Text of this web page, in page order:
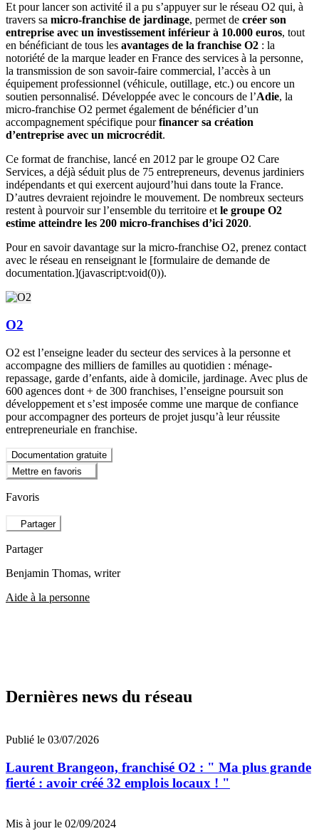
Et pour lancer son activité il a pu s’appuyer sur le réseau O2 qui, à
travers sa micro-franchise de jardinage, permet de créer son
entreprise avec un investissement inférieur à 10.000 euros, tout
en bénéficiant de tous les avantages de la franchise O2 : la
notoriété de la marque leader en France des services à la personne,
la transmission de son savoir-faire commercial, l’accès à un
équipement professionnel (véhicule, outillage, etc.) ou encore un
soutien personnalisé. Développée avec le concours de l’Adie, la
micro-franchise O2 permet également de bénéficier d’un
accompagnement spécifique pourfinancer sa création
d’entreprise avec un microcrédit.
Ce format de franchise, lancé en 2012 par le groupe O2 Care
Services, a déjà séduit plus de 75 entrepreneurs, devenus jardiniers
indépendants et qui exercent aujourd’hui dans toute la France.
D’autres devraient rejoindre le mouvement. De nombreux secteurs
restent à pourvoir sur l’ensemble du territoire etle groupe O2
estime atteindre les 200 micro-franchises d’ici 2020.
Pour en savoir davantage sur la micro-franchise O2, prenez contact
avec le réseau en renseignant le [formulaire de demande de
documentation.](javascript:void(0)).
O2
O2 est l’enseigne leader du secteur des services à la personne et
accompagne des milliers de familles au quotidien : ménage-
repassage, garde d’enfants, aide à domicile, jardinage. Avec plus de
600 agences dont + de 300 franchises, l’enseigne poursuit son
développement et s’est imposée comme une marque de confiance
pour accompagner des porteurs de projet jusqu’à leur réussite
entrepreneuriale en franchise.
Documentation gratuite
Mettre en favoris
Favoris
Partager
Partager
Benjamin Thomas, writer
Aide à la personne
Dernières news du réseau
Publié le 03/07/2026
Laurent Brangeon, franchisé O2 : " Ma plus grande
fierté : avoir créé 32 emplois locaux ! "
Mis à jour le 02/09/2024